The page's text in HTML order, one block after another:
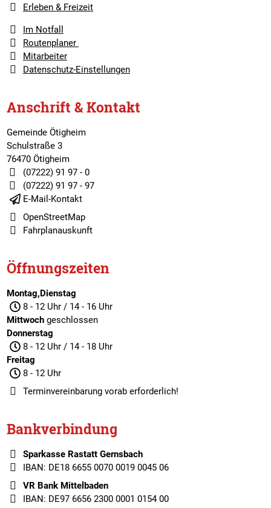
Erleben & Freizeit
Im Notfall
Routenplaner
Mitarbeiter
Datenschutz-Einstellungen
Anschrift & Kontakt
Gemeinde Ötigheim
Schulstraße 3
76470 Ötigheim
(07222) 91 97 - 0
(07222) 91 97 - 97
E-Mail-Kontakt
OpenStreetMap
Fahrplanauskunft
Öffnungszeiten
Montag,Dienstag
8 - 12 Uhr / 14 - 16 Uhr
Mittwochgeschlossen
Donnerstag
8 - 12 Uhr / 14 - 18 Uhr
Freitag
8 - 12 Uhr
Terminvereinbarungvorab erforderlich!
Bankverbindung
Sparkasse Rastatt Gernsbach
IBAN: DE18 6655 0070 0019 0045 06
VR Bank Mittelbaden
IBAN: DE97 6656 2300 0001 0154 00